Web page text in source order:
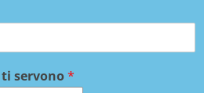
ti servono*